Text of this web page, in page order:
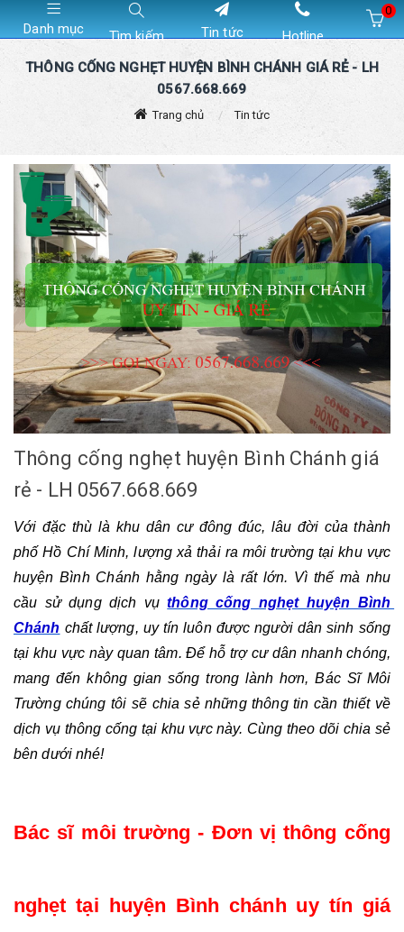
Danh mục Tìm kiếm Tin tức Hotline
0
THÔNG CỐNG NGHẸT HUYỆN BÌNH CHÁNH GIÁ RẺ - LH
0567.668.669
Trang chủ Tin tức
Thông cống nghẹt huyện Bình Chánh giá
rẻ - LH 0567.668.669
Với đặc thù là khu dân cư đông đúc, lâu đời của thành
phố Hồ Chí Minh, lượng xả thải ra môi trường tại khu vực
huyện Bình Chánh hằng ngày là rất lớn. Vì thế mà nhu
cầu sử dụng dịch vụ thông cống nghẹt huyện Bình
Chánh chất lượng, uy tín luôn được người dân sinh sống
tại khu vực này quan tâm. Để hỗ trợ cư dân nhanh chóng,
mang đến không gian sống trong lành hơn, Bác Sĩ Môi
Trường chúng tôi sẽ chia sẻ những thông tin cần thiết về
dịch vụ thông cống tại khu vực này. Cùng theo dõi chia sẻ
bên dưới nhé!
Bác sĩ môi trường - Đơn vị thông cống
nghẹt tại huyện Bình chánh uy tín giá